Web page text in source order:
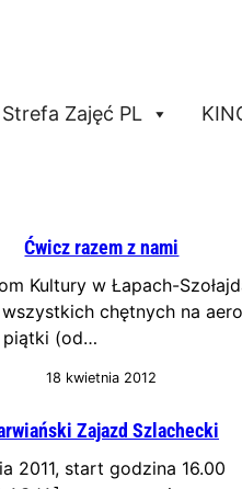
Strefa Zajęć PL
Ćwicz razem z nami
Kultury w Łapach-
chętnych na
(od…
18 kwietnia 2012
Zajazd Szlachecki
2011, start godzina 16.00